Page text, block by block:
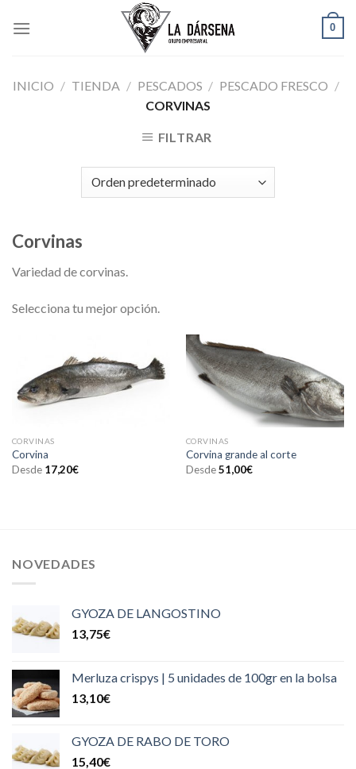
0
INICIO / TIENDA / PESCADOS / PESCADO FRESCO /
CORVINAS
FILTRAR
Corvinas
Variedad de corvinas.
Selecciona tu mejor opción.
CORVINAS
Corvina
Desde 17,20€
CORVINAS
Corvina grande al corte
Desde 51,00€
NOVEDADES
GYOZA DE LANGOSTINO
13,75€
Merluza crispys | 5 unidades de 100gr en la bolsa
13,10€
GYOZA DE RABO DE TORO
15,40€